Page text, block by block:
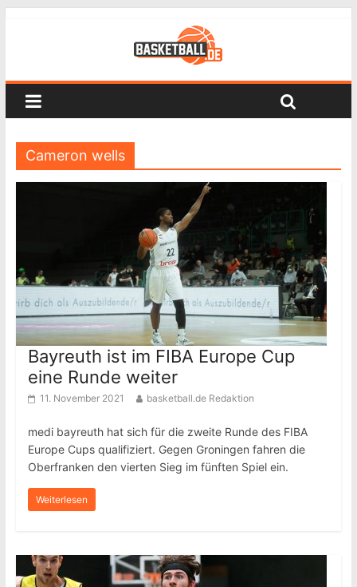
Cameron wells
Bayreuth ist im FIBA Europe Cup
eine Runde weiter
11. November 2021 basketball.de Redaktion
medi bayreuth hat sich für die zweite Runde des FIBA
Europe Cups qualifiziert. Gegen Groningen fahren die
Oberfranken den vierten Sieg im fünften Spiel ein.
Weiterlesen